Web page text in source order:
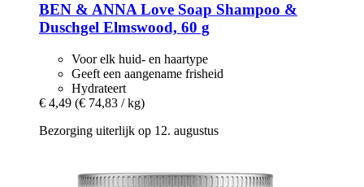
BEN & ANNA Love Soap Shampoo &
Duschgel Elmswood, 60 g
Voor elk huid- en haartype
Geeft een aangename frisheid
Hydrateert
€ 4,49 (€ 74,83 / kg)
Bezorging uiterlijk op 12. augustus